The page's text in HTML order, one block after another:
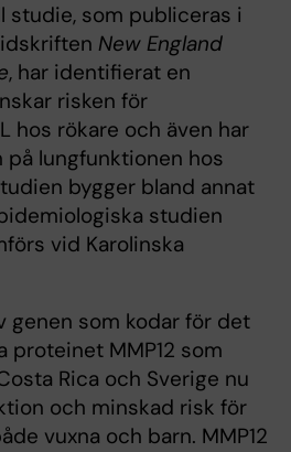
studie, som publiceras i
New England
, har identifierat en
risken för
hos rökare och även har
lungfunktionen hos
bygger bland annat
studien
vid Karolinska
genen som kodar för det
proteinet MMP12 som
Rica och Sverige nu
och minskad risk för
vuxna och barn. MMP12